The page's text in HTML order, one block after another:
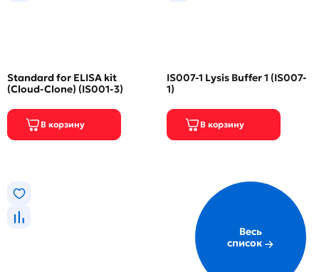
Standard for ELISA kit
(Cloud-Clone) (IS001-3)
IS007-1 Lysis Buffer 1 (IS007-
1)
Весь
список